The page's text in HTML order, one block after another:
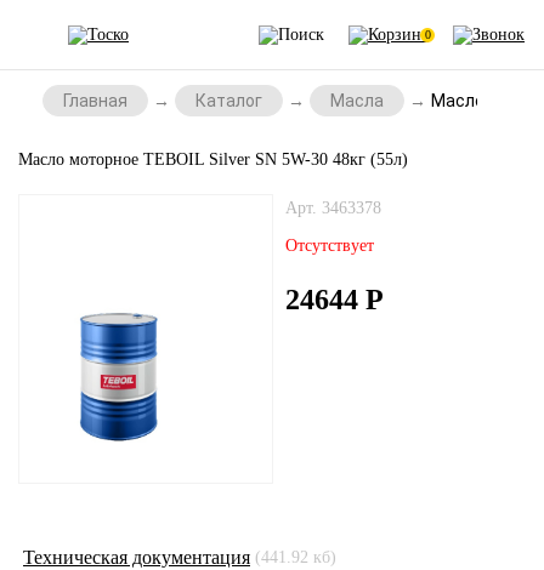
0
Главная Каталог Масла Масло
Масло моторное TEBOIL Silver SN 5W-30 48кг (55л)
Арт. 3463378
Отсутствует
24644 Р
Техническая документация (441.92 кб)